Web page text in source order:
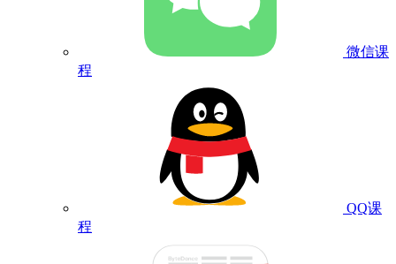
微信课
程
QQ课
程